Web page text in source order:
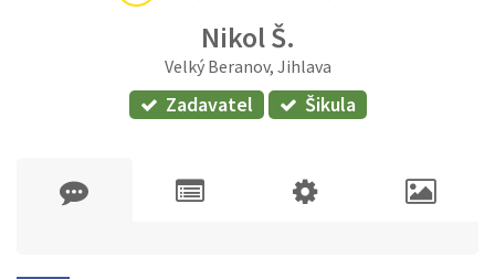
Nikol Š.
Velký Beranov, Jihlava
Zadavatel Šikula